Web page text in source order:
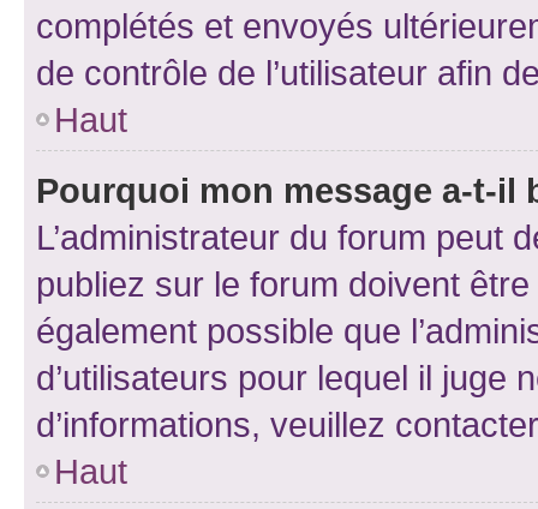
complétés et envoyés
de contrôle de l’utilisateur afin
Haut
Pourquoi mon message a-t-il
L’administrateur du forum peut
publiez sur le forum doivent
également possible que
d’utilisateurs pour lequel il juge
d’informations, veuillez
Haut